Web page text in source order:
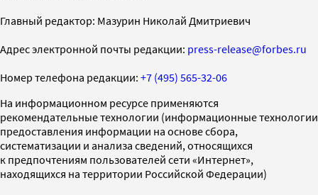
Главный редактор: Мазурин Николай Дмитриевич
Адрес электронной почты редакции: press-release@forbes.ru
Номер телефона редакции: +7 (495) 565-32-06
На информационном ресурсе применяются
рекомендательные технологии (информационные технологии
предоставления информации на основе сбора,
систематизации и анализа сведений, относящихся
к предпочтениям пользователей сети «Интернет»,
находящихся на территории Российской Федерации)